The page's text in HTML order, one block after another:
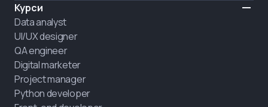
Курси
Data analyst
UI/UX designer
QA engineer
Digital marketer
Project manager
Python developer